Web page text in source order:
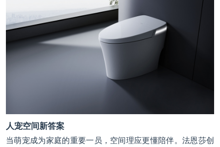
人宠空间新答案
当萌宠成为家庭的重要一员，空间理应更懂陪伴。法恩莎创